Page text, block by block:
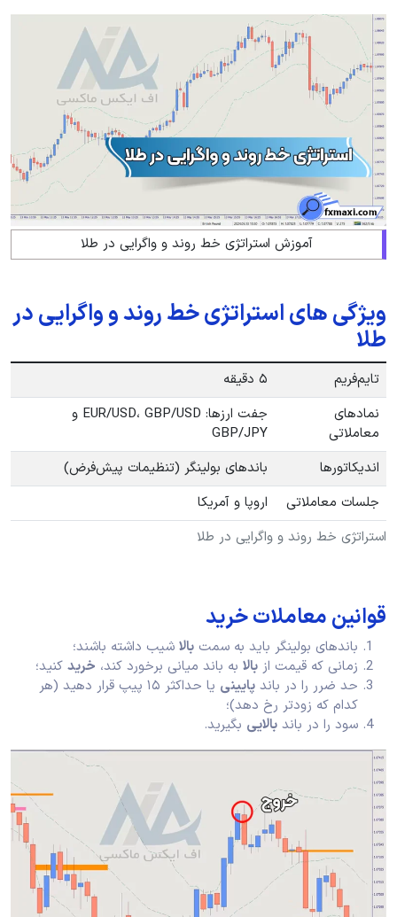
آموزش استراتژی خط روند و واگرایی در طلا
ویژگی های استراتژی خط روند و واگرایی در
طلا
استراتژی خط روند و واگرایی در طلا
تایم‌فریم
۵ دقیقه
نمادهای
معاملاتی
جفت ارزها: EUR/USD، GBP/USD و
GBP/JPY
اندیکاتورها
باندهای بولینگر (تنظیمات پیش‌فرض)
جلسات معاملاتی
اروپا و آمریکا
قوانین معاملات خرید
باندهای بولینگر باید به سمت بالا شیب داشته باشند؛
زمانی که قیمت از بالا به باند میانی برخورد کند، خرید کنید؛
حد ضرر را در باند پایینی
یا حداکثر ۱۵ پیپ قرار دهید (هر
کدام که زودتر رخ دهد)؛
سود را در باند بالایی بگیرید.